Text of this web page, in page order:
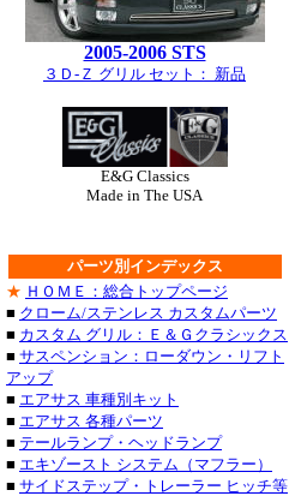
2005-2006 STS
３Ｄ-Ｚ グリル セット： 新品
E&G Classics
Made in The USA
パーツ別インデックス
★ ＨＯＭＥ：総合トップページ
■ クローム/ステンレス カスタムパーツ
■ カスタム グリル：Ｅ＆Ｇクラシックス
■ サスペンション：ローダウン・リフト
アップ
■ エアサス 車種別キット
■ エアサス 各種パーツ
■ テールランプ・ヘッドランプ
■ エキゾースト システム（マフラー）
■ サイドステップ・トレーラー ヒッチ等